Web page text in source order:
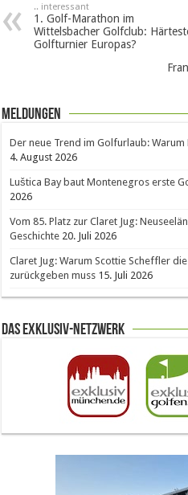
.. interessant
1. Golf-Marathon im
Wittelsbacher Golfclub:
Golfturnier Europas?
Meldungen
Der neue Trend im Golfurlaub:
4. August 2026
Luštica Bay baut Montenegros erste
2026
Vom 85. Platz zur Claret Jug:
Geschichte 20. Juli 2026
Claret Jug: Warum Scottie Scheffler
zurückgeben muss 15. Juli 2026
Das Exklusiv-Netzwerk